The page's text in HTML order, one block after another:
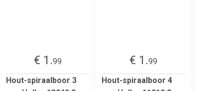
€ 1.99
Hout-spiraalboor 3
€ 1.99
Hout-spiraalboor 4